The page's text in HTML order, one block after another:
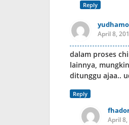
Reply
April 8,
dalam proses
lainnya,
ditunggu ajaa..
Reply
April